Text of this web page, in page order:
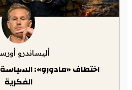
أليساندرو
اختطاف «مادورو»: السياسة،
الفكرية